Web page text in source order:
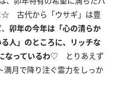
☆ 古代から「ウサギ」は豊
卯年の今年は「心の清らか
人」のところに、リッチな
なっているわ♡ とりあえず
月で降り注ぐ霊力をしっか